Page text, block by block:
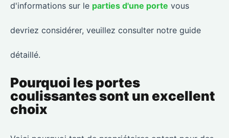
d'informations sur le parties d'une porte vous
devriez considérer, veuillez consulter notre guide
détaillé.
Pourquoi les portes
coulissantes sont un excellent
choix